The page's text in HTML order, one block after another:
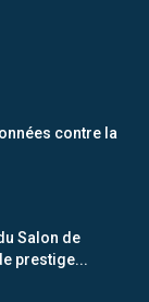
contre la
Salon de
prestige...